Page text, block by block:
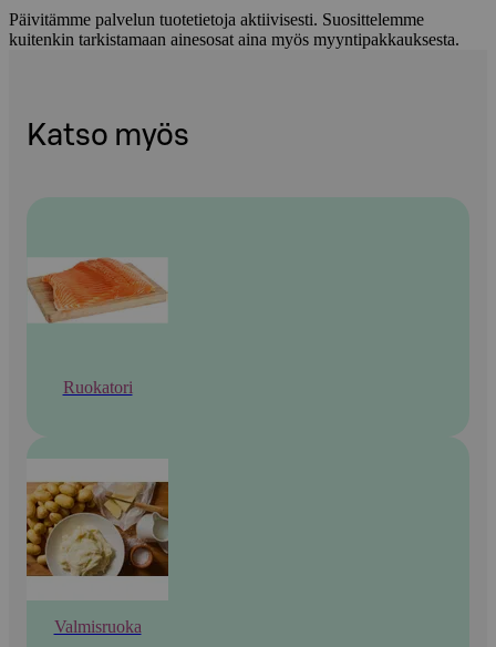
Päivitämme palvelun tuotetietoja aktiivisesti. Suosittelemme
kuitenkin tarkistamaan ainesosat aina myös myyntipakkauksesta.
Katso myös
Ruokatori
Valmisruoka